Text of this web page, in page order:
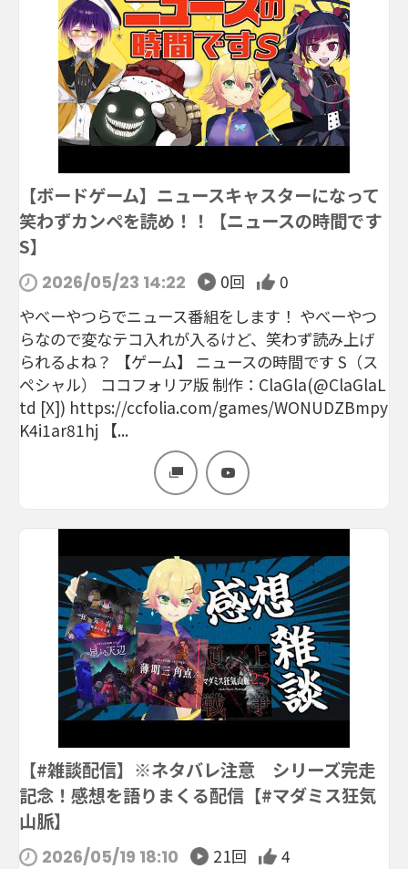
【ボードゲーム】ニュースキャスターになって
笑わずカンペを読め！！【ニュースの時間です
S】
2026/05/23 14:22 0回
0
やべーやつらでニュース番組をします！ やべーやつ
らなので変なテコ入れが入るけど、笑わず読み上げ
られるよね？ 【ゲーム】 ニュースの時間です S（ス
ペシャル） ココフォリア版 制作：ClaGla(@ClaGlaL
td [X]) https://ccfolia.com/games/WONUDZBmpy
K4i1ar81hj 【...
【#雑談配信】※ネタバレ注意 シリーズ完走
記念！感想を語りまくる配信【#マダミス狂気
山脈】
2026/05/19 18:10 21回
4